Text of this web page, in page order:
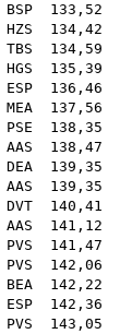
BSP
HZS
TBS
HGS
ESP
MEA
PSE
AAS
DEA
AAS
DVT
AAS
PVS
PVS
BEA
ESP
PVS